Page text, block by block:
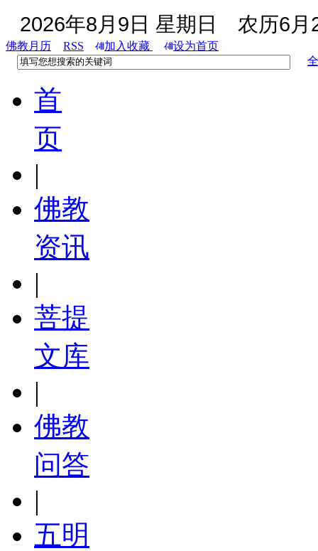
2026年8月9日 星期日 农历6月
佛教月历 RSS 加入收藏
设为首页
首
页
|
佛教
资讯
|
菩提
文库
|
佛教
问答
|
五明